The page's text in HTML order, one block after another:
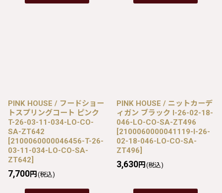
PINK HOUSE / フードショー
トスプリングコート ピンク
T-26-03-11-034-LO-CO-
SA-ZT642
[2100060000046456-T-26-
03-11-034-LO-CO-SA-
ZT642]
7,700円 (税込)
PINK HOUSE / ニットカーデ
ィガン ブラック I-26-02-18-
046-LO-CO-SA-ZT496
[2100060000041119-I-26-
02-18-046-LO-CO-SA-
ZT496]
3,630円 (税込)